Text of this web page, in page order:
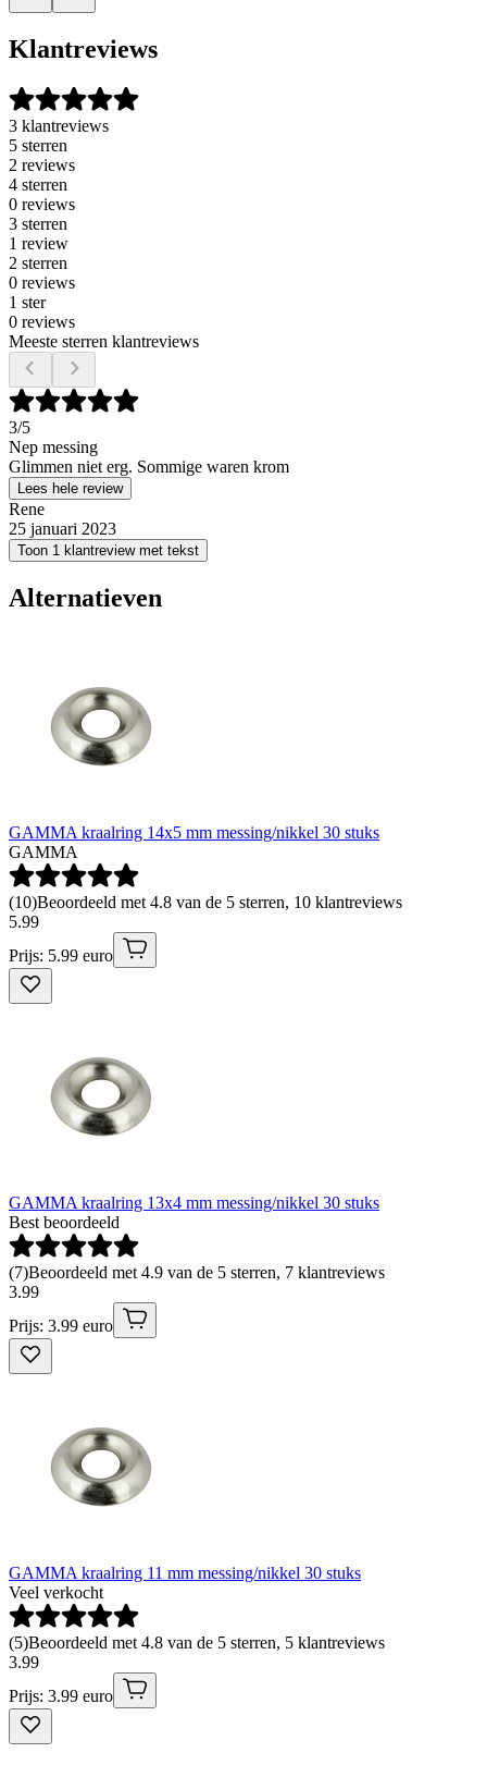
Klantreviews
3 klantreviews
5 sterren
2 reviews
4 sterren
0 reviews
3 sterren
1 review
2 sterren
0 reviews
1 ster
0 reviews
Meeste sterren klantreviews
3/5
Nep messing
Glimmen niet erg. Sommige waren krom
Lees hele review
Rene
25 januari 2023
Toon 1 klantreview met tekst
Alternatieven
GAMMA kraalring 14x5 mm messing/nikkel 30 stuks
GAMMA
(10)Beoordeeld met 4.8 van de 5 sterren, 10 klantreviews
5.99
Prijs: 5.99 euro
GAMMA kraalring 13x4 mm messing/nikkel 30 stuks
Best beoordeeld
(7)Beoordeeld met 4.9 van de 5 sterren, 7 klantreviews
3.99
Prijs: 3.99 euro
GAMMA kraalring 11 mm messing/nikkel 30 stuks
Veel verkocht
(5)Beoordeeld met 4.8 van de 5 sterren, 5 klantreviews
3.99
Prijs: 3.99 euro